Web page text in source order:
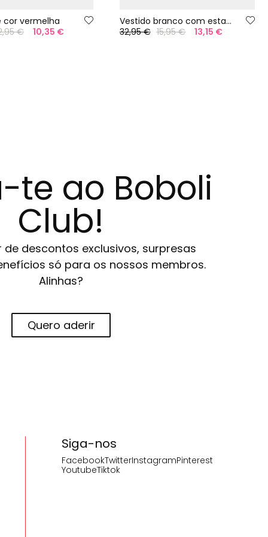
cor vermelha
€
10,35 €
Vestido branco com estampa floral
32,95 € 15,95 € 13,15 €
te ao Boboli
Club!
descontos exclusivos, surpresas
só para os nossos membros.
Alinhas?
Quero aderir
Siga-nos
FacebookTwitterInstagramPinterest
YoutubeTiktok